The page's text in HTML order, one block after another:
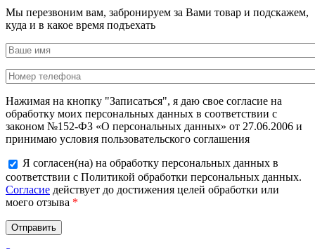
Мы перезвоним вам, забронируем за Вами товар и подскажем,
куда и в какое время подъехать
Нажимая на кнопку "Записаться", я даю свое согласие на
обработку моих персональных данных в соответствии с
законом №152-ФЗ «О персональных данных» от 27.06.2006 и
принимаю условия пользовательского соглашения
Я согласен(на) на обработку персональных данных в
соответствии с Политикой обработки персональных данных.
Согласие действует до достижения целей обработки или
моего отзыва *